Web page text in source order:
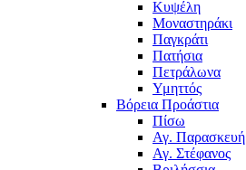
Κυψέλη
Μοναστηράκι
Παγκράτι
Πατήσια
Πετράλωνα
Υμηττός
Βόρεια Προάστια
Πίσω
Αγ. Παρασκευή
Αγ. Στέφανος